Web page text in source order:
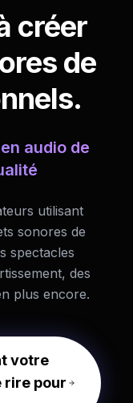
créer
de
audio de
utilisant
sonores de
spectacles
des
plus encore.
votre
rire pour